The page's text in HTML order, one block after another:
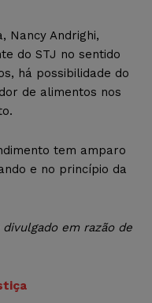
Nancy Andrighi,
do STJ no sentido
há possibilidade do
de alimentos nos
tem amparo
e no princípio da
em razão de